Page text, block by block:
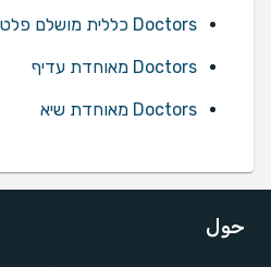
Doctors כללית מושלם פלטינום
Doctors מאוחדת עדיף
Doctors מאוחדת שיא
حول